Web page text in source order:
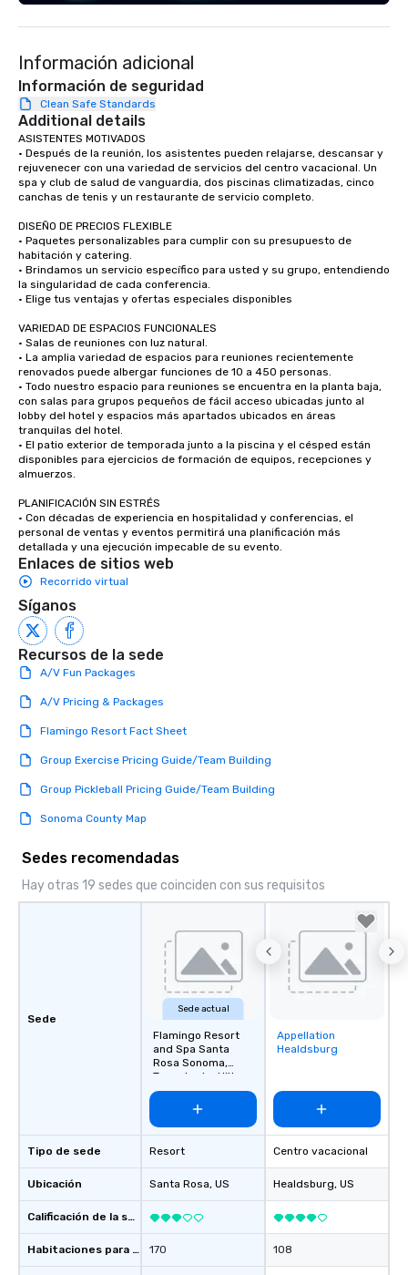
the way to upbeat dance floor top
can be a unique alternative to a DJ or
having to hire several musicians for
different parts of an event. He is able
to perform wirelessly, walking around
while performing, interacting with the
crowd, and raising the energy of the
room. Dylan has an extensive history
in music, including recording at the
Elvis, The Beatles, U2, and Harry
Styles also recorded. He’s recorded
with Hans Zimmer’s first violinist, Dua
Lipa’s cellist, and frequently performs
He has released original music on
Spotify and has co-directed and
starred in several music videos,
shared stages with members of the
off-Broadway musical STOMP, and
even composed music for the
documentary “The Essential Church,”
which peaked at #1 in the Apple TV
short of spectacular” - Valerie
Vandenberghe | The Vibe Agency
Inquire for other options as well (duo,
trio, sax, drummer, DJ, etc)
Información adicional
Información de seguridad
Clean Safe Standards
Additional details
ASISTENTES MOTIVADOS
• Después de la reunión, los asistentes pueden relajarse, descansar y
rejuvenecer con una variedad de servicios del centro vacacional. Un
spa y club de salud de vanguardia, dos piscinas climatizadas, cinco
canchas de tenis y un restaurante de servicio completo.
DISEÑO DE PRECIOS FLEXIBLE
• Paquetes personalizables para cumplir con su presupuesto de
habitación y catering.
• Brindamos un servicio específico para usted y su grupo, entendiendo
la singularidad de cada conferencia.
• Elige tus ventajas y ofertas especiales disponibles
VARIEDAD DE ESPACIOS FUNCIONALES
• Salas de reuniones con luz natural.
• La amplia variedad de espacios para reuniones recientemente
renovados puede albergar funciones de 10 a 450 personas.
• Todo nuestro espacio para reuniones se encuentra en la planta baja,
con salas para grupos pequeños de fácil acceso ubicadas junto al
lobby del hotel y espacios más apartados ubicados en áreas
tranquilas del hotel.
• El patio exterior de temporada junto a la piscina y el césped están
disponibles para ejercicios de formación de equipos, recepciones y
almuerzos.
PLANIFICACIÓN SIN ESTRÉS
• Con décadas de experiencia en hospitalidad y conferencias, el
personal de ventas y eventos permitirá una planificación más
detallada y una ejecución impecable de su evento.
Enlaces de sitios web
Recorrido virtual
Síganos
Recursos de la sede
A/V Fun Packages
A/V Pricing & Packages
Flamingo Resort Fact Sheet
Group Exercise Pricing Guide/Team Building
Group Pickleball Pricing Guide/Team Building
Sonoma County Map
Sedes recomendadas
Hay otras 19 sedes que coinciden con sus requisitos
Sede
Tipo de sede
Ubicación
Calificación de la sede
Habitaciones para huéspedes
Sede actual
Flamingo Resort
and Spa Santa
Rosa Sonoma,
Tapestry by Hilton
Resort
Santa Rosa, US
170
Removed from
favorites
Appellation
Healdsburg
Centro vacacional
Healdsburg, US
108